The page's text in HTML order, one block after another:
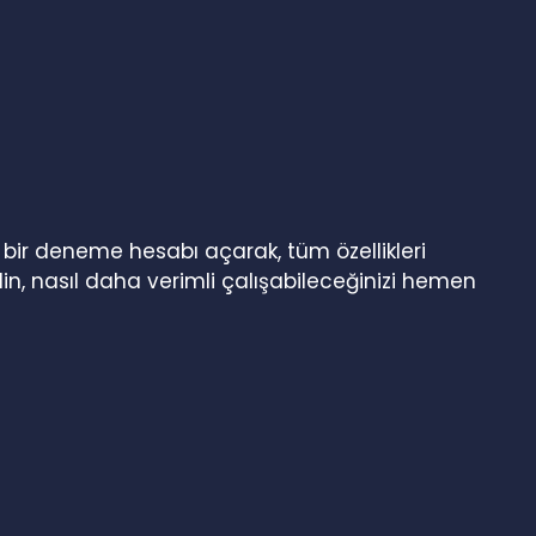
deneme hesabı açarak, tüm özellikleri
nasıl daha verimli çalışabileceğinizi hemen